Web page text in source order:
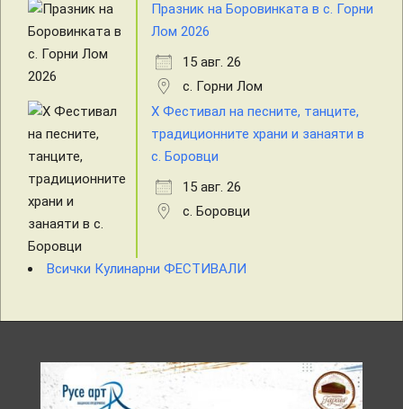
Празник на Боровинката в с. Горни
Лом 2026
15 авг. 26
с. Горни Лом
X Фестивал на песните, танците,
традиционните храни и занаяти в
с. Боровци
15 авг. 26
с. Боровци
Всички Кулинарни ФЕСТИВАЛИ